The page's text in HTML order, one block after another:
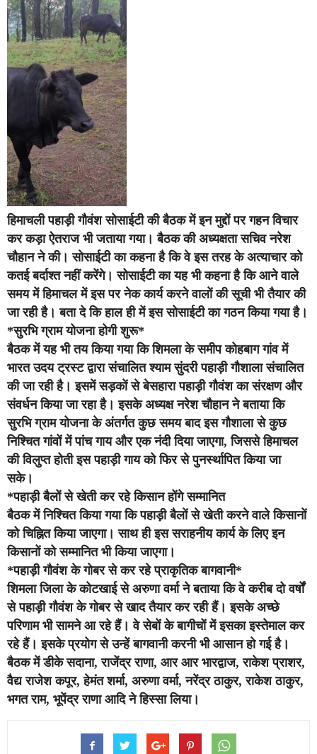
हिमाचली पहाड़ी गौवंश सोसाईटी की बैठक में इन मुद्दों पर गहन विचार
कर कड़ा ऐतराज भी जताया गया। बैठक की अध्यक्षता सचिव नरेश
चौहान ने की। सोसाईटी का कहना है कि वे इस तरह के अत्याचार को
कतई बर्दाश्त नहीं करेंगे। सोसाईटी का यह भी कहना है कि आने वाले
समय में हिमाचल में इस पर नेक कार्य करने वालों की सूची भी तैयार की
जा रही है। बता दे कि हाल ही में इस सोसाईटी का गठन किया गया है।
*सुरभि ग्राम योजना होगी शुरू*
बैठक में यह भी तय किया गया कि शिमला के समीप कोहबाग गांव में
भारत उदय ट्रस्ट द्वारा संचालित श्याम सुंदरी पहाड़ी गौशाला संचालित
की जा रही है। इसमें सड़कों से बेसहारा पहाड़ी गौवंश का संरक्षण और
संवर्धन किया जा रहा है। इसके अध्यक्ष नरेश चौहान ने बताया कि
सुरभि ग्राम योजना के अंतर्गत कुछ समय बाद इस गौशाला से कुछ
निश्चित गांवों में पांच गाय और एक नंदी दिया जाएगा, जिससे हिमाचल
की विलुप्त होती इस पहाड़ी गाय को फिर से पुनर्स्थापित किया जा
सके।
*पहाड़ी बैलों से खेती कर रहे किसान होंगे सम्मानित
बैठक में निश्चित किया गया कि पहाड़ी बैलों से खेती करने वाले किसानों
को चिह्नित किया जाएगा। साथ ही इस सराहनीय कार्य के लिए इन
किसानों को सम्मानित भी किया जाएगा।
*पहाड़ी गौवंश के गोबर से कर रहे प्राकृतिक बागवानी*
शिमला जिला के कोटखाई से अरुणा वर्मा ने बताया कि वे करीब दो वर्षों
से पहाड़ी गौवंश के गोबर से खाद तैयार कर रही हैं। इसके अच्छे
परिणाम भी सामने आ रहे हैं। वे सेबों के बागीचों में इसका इस्तेमाल कर
रहे हैं। इसके प्रयोग से उन्हें बागवानी करनी भी आसान हो गई है।
बैठक में डीके सदाना, राजेंद्र राणा, आर आर भारद्वाज, राकेश प्राशर,
वैद्य राजेश कपूर, हेमंत शर्मा, अरुणा वर्मा, नरेंद्र ठाकुर, राकेश ठाकुर,
भगत राम, भूपेंद्र राणा आदि ने हिस्सा लिया।